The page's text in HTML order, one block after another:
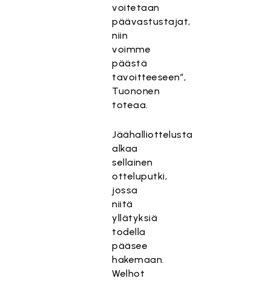
voitetaan
päävastustajat,
niin
voimme
päästä
tavoitteeseen”,
Tuononen
toteaa.
Jäähalliottelusta
alkaa
sellainen
otteluputki,
jossa
niitä
yllätyksiä
todella
pääsee
hakemaan.
Welhot